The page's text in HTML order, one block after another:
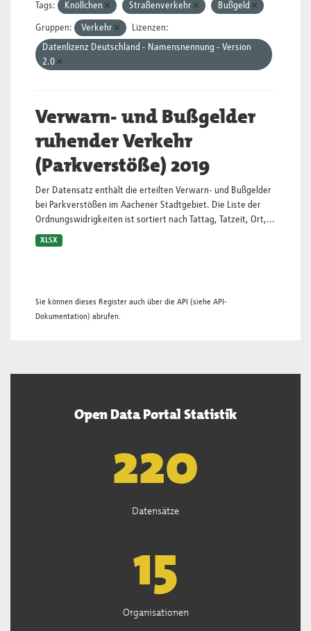
Tags: Knöllchen Straßenverkehr Bußgeld
Gruppen: Verkehr
Lizenzen:
Datenlizenz Deutschland - Namensnennung - Version
2.0
Verwarn- und Bußgelder
ruhender Verkehr
(Parkverstöße) 2019
Der Datensatz enthält die erteilten Verwarn- und Bußgelder
bei Parkverstößen im Aachener Stadtgebiet. Die Liste der
Ordnungswidrigkeiten ist sortiert nach Tattag, Tatzeit, Ort,...
XLSX
Sie können dieses Register auch über die API (siehe API-
Dokumentation) abrufen.
Open Data Portal Statistik
221
Datensätze
15
Organisationen